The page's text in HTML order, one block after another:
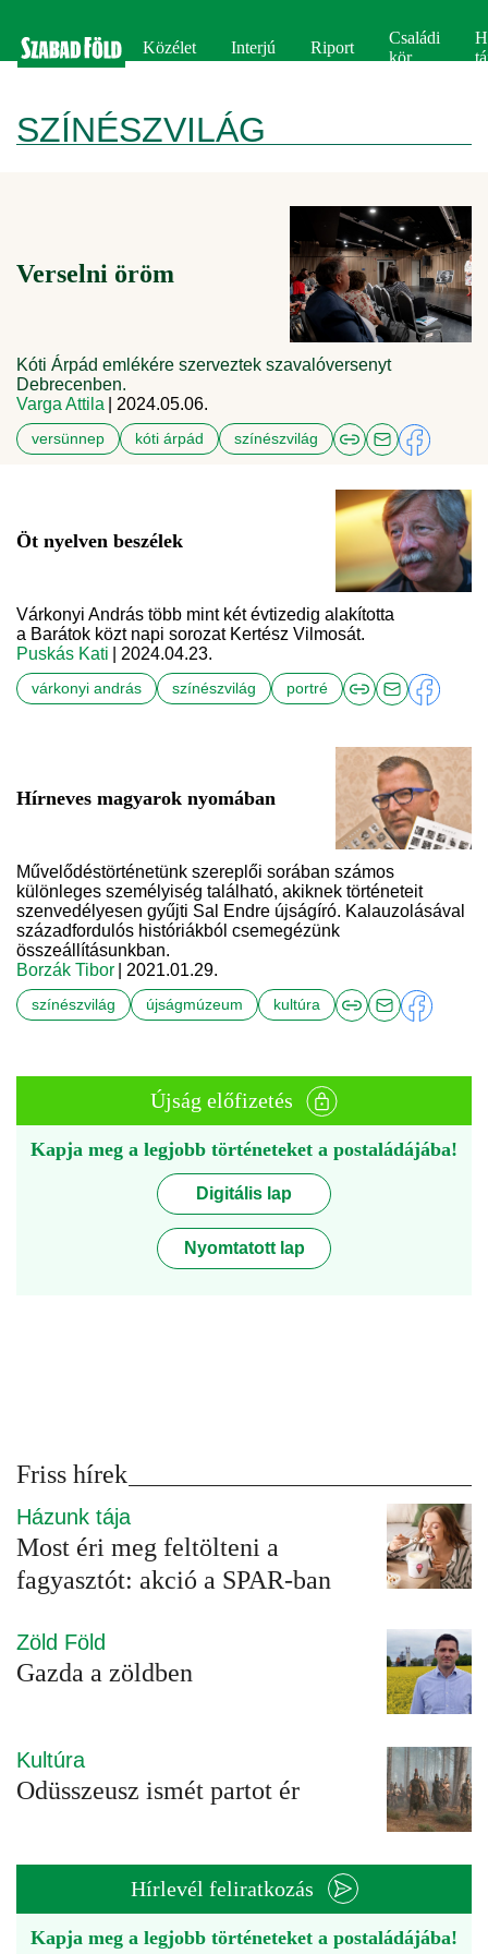
Közélet Interjú Riport
Családi
kör
SZÍNÉSZVILÁG
Verselni öröm
Kóti Árpád emlékére szerveztek szavalóversenyt
Debrecenben.
Varga Attila
| 2024.05.06.
versünnep kóti árpád színészvilág
Öt nyelven beszélek
Várkonyi András több mint két évtizedig alakította
a Barátok közt napi sorozat Kertész Vilmosát.
Puskás Kati
| 2024.04.23.
várkonyi andrás színészvilág portré
Hírneves magyarok nyomában
Művelődéstörténetünk szereplői sorában számos
különleges személyiség található, akiknek történeteit
szenvedélyesen gyűjti Sal Endre újságíró. Kalauzolásával
századfordulós históriákból csemegézünk
összeállításunkban.
Borzák Tibor
| 2021.01.29.
színészvilág újságmúzeum kultúra
Újság előfizetés
Kapja meg a legjobb történeteket a postaládájába!
Digitális lap
Nyomtatott lap
Friss hírek
Házunk tája
Most éri meg feltölteni a
fagyasztót: akció a SPAR-ban
Zöld Föld
Gazda a zöldben
Kultúra
Odüsszeusz ismét partot ér
Hírlevél feliratkozás
Kapja meg a legjobb történeteket a postaládájába!